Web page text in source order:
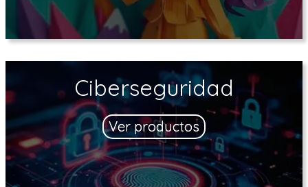
Ciberseguridad
Ver productos